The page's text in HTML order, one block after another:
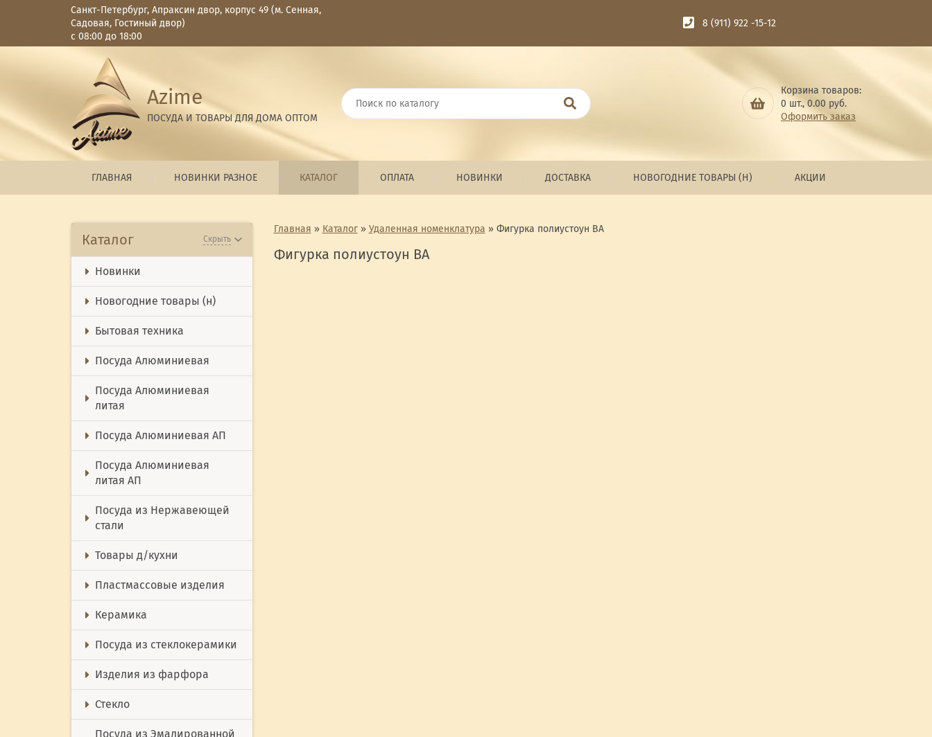
Санкт-Петербург, Апраксин двор, корпус 49 (м. Сенная,
Садовая, Гостиный двор)
с 08:00 до 18:00
8 (911) 922 -15-12
Azime
ПОСУДА И ТОВАРЫ ДЛЯ ДОМА ОПТОМ
Корзина товаров:
0 шт.,0.00 руб.
Оформить заказ
ГЛАВНАЯ НОВИНКИ РАЗНОЕ КАТАЛОГ ОПЛАТА НОВИНКИ ДОСТАВКА НОВОГОДНИЕ ТОВАРЫ (Н) АКЦИИ
Каталог Скрыть
Новинки
Новогодние товары (н)
Бытовая техника
Посуда Алюминиевая
Посуда Алюминиевая
литая
Посуда Алюминиевая АП
Посуда Алюминиевая
литая АП
Посуда из Нержавеющей
стали
Товары д/кухни
Пластмассовые изделия
Керамика
Посуда из стеклокерамики
Изделия из фарфора
Стекло
Посуда из Эмалированной
Главная » Каталог» Удаленная номенклатура » Фигурка полиустоун ВА
Фигурка полиустоун ВА